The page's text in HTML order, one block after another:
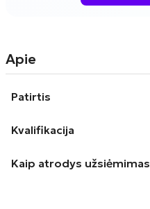
Apie
Patirtis
Kvalifikacija
Kaip atrodys užsiėmimas